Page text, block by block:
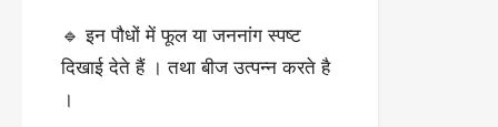
🔹 इन पौधों में फूल या जननांग स्पष्ट
दिखाई देते हैं । तथा बीज उत्पन्न करते है
।